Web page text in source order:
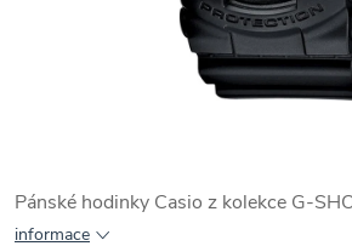
Pánské hodinky Casio z kolekce G-
informace